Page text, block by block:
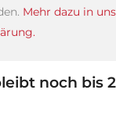
Mehr dazu in
noch bis